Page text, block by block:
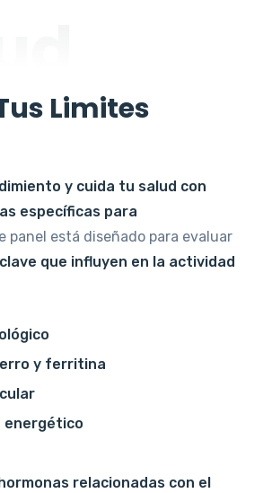
Limites
y cuida tu salud con
específicas para
panel está diseñado para evaluar
que influyen en la actividad
y ferritina
energético
relacionadas con el